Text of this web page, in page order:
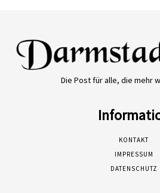
Die Post für alle, die mehr
KONTAKT
IMPRESSUM
DATENSCHUTZ